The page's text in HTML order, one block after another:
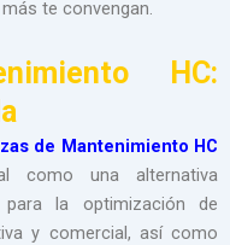
te convengan.
HC:
de Mantenimiento HC
como una alternativa
para la optimización de
y comercial, así como